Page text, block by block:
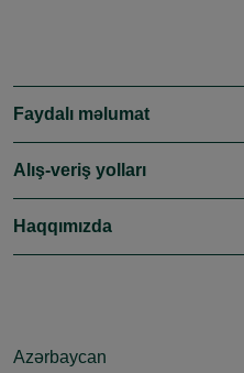
Faydalı məlumat
Alış-veriş yolları
Haqqımızda
Azərbaycan